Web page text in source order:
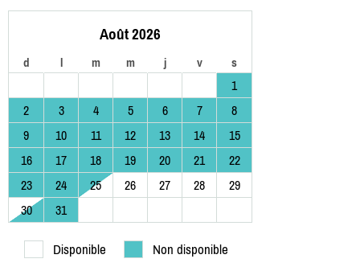
Août 2026
d l m m j v s
1
2
3 4 5 6 7
8
9
10 11 12 13 14
15
16
17 18 19 20 21
22
23
24 25 26 27 28
29
30
31
Disponible Non disponible